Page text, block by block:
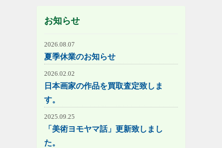
お知らせ
2026.08.07
夏季休業のお知らせ
2026.02.02
日本画家の作品を買取査定致しま
す。
2025.09.25
「美術ヨモヤマ話」更新致しまし
た。